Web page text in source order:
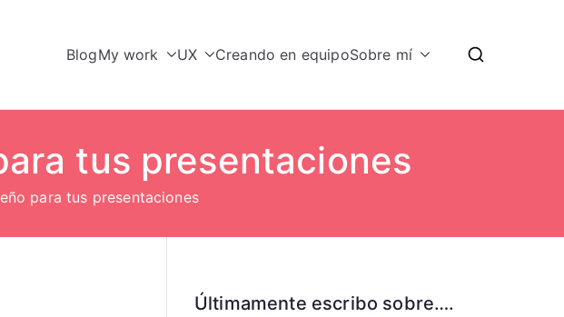
BlogMy work UX Creando en equipoSobre mí
tus presentaciones
para tus presentaciones
Últimamente escribo sobre….